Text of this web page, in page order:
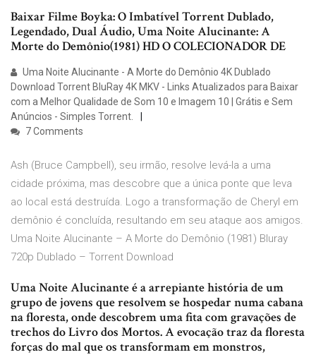
Baixar Filme Boyka: O Imbatível Torrent Dublado,
Legendado, Dual Áudio, Uma Noite Alucinante: A
Morte do Demônio(1981) HD O COLECIONADOR DE
Uma Noite Alucinante - A Morte do Demônio 4K Dublado
Download Torrent BluRay 4K MKV - Links Atualizados para Baixar
com a Melhor Qualidade de Som 10 e Imagem 10 | Grátis e Sem
Anúncios - Simples Torrent.
7 Comments
Ash (Bruce Campbell), seu irmão, resolve levá-la a uma
cidade próxima, mas descobre que a única ponte que leva
ao local está destruída. Logo a transformação de Cheryl em
demônio é concluída, resultando em seu ataque aos amigos.
Uma Noite Alucinante – A Morte do Demônio (1981) Bluray
720p Dublado – Torrent Download
Uma Noite Alucinante é a arrepiante história de um
grupo de jovens que resolvem se hospedar numa cabana
na floresta, onde descobrem uma fita com gravações de
trechos do Livro dos Mortos. A evocação traz da floresta
forças do mal que os transformam em monstros,